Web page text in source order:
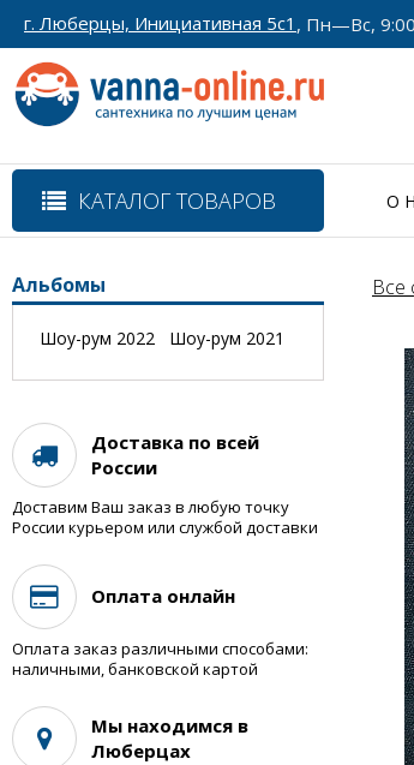
г. Люберцы, Инициативная 5с1 , Пн—Вс,
КАТАЛОГ ТОВАРОВ О
Все
Альбомы
Шоу-рум 2022 Шоу-рум 2021
Доставка по всей
России
Доставим Ваш заказ в любую точку
России курьером или службой доставки
Оплата онлайн
Оплата заказ различными способами:
наличными, банковской картой
Мы находимся в
Люберцах